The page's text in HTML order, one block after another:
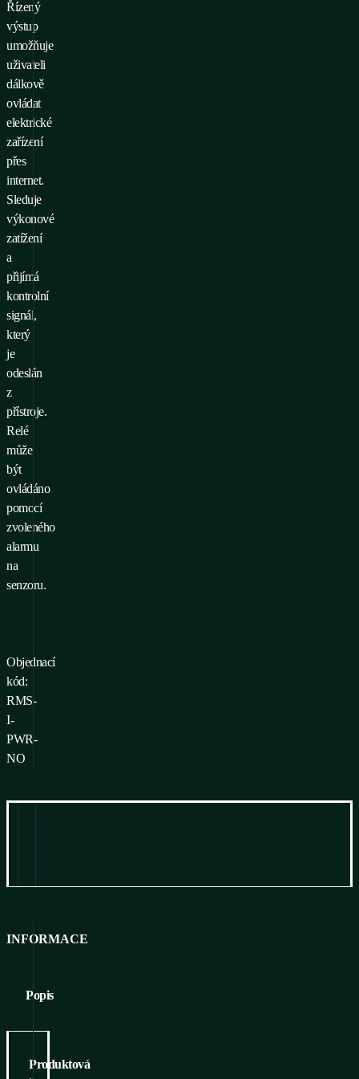
Řízený
výstup
umožňuje
uživateli
dálkově
ovládat
elektrické
zařízení
přes
internet.
Sleduje
výkonové
zatížení
a
přijímá
kontrolní
signál,
který
je
odeslán
z
přístroje.
Relé
může
být
ovládáno
pomocí
zvoleného
alarmu
na
senzoru.
Objednací
kód:
RMS-
I-
PWR-
NO
INFORMACE
Popis
Produktová